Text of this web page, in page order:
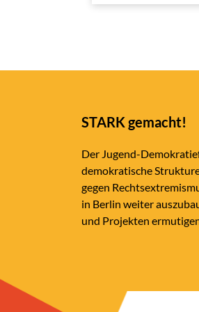
STARK gemacht!
Der Jugend-
demokratische
gegen
in Berlin weiter
und Projekten